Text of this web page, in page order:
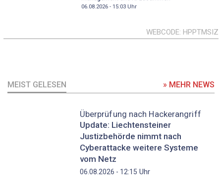
06.08.2026 - 15:03Uhr
WEBCODE HPPTMSIZ
MEIST GELESEN » MEHR NEWS
Überprüfung nach Hackerangriff
Update: Liechtensteiner
Justizbehörde nimmt nach
Cyberattacke weitere Systeme
vom Netz
06.08.2026 - 12:15 Uhr